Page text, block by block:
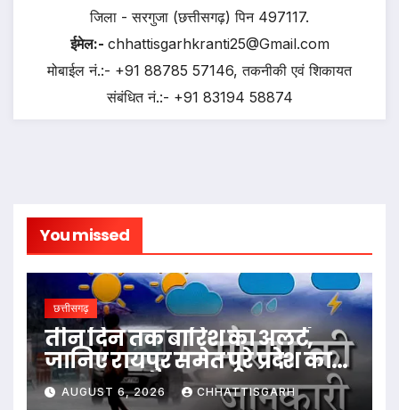
जिला - सरगुजा (छत्तीसगढ़) पिन 497117.
ईमेल:- chhattisgarhkranti25@Gmail.com
मोबाईल नं.:- +91 88785 57146, तकनीकी एवं शिकायत
संबंधित नं.:- +91 83194 58874
You missed
छत्तीसगढ़
तीन दिन तक बारिश का अलर्ट,
जानिए रायपुर समेत पूरे प्रदेश का
हाल…
AUGUST 6, 2026 CHHATTISGARH